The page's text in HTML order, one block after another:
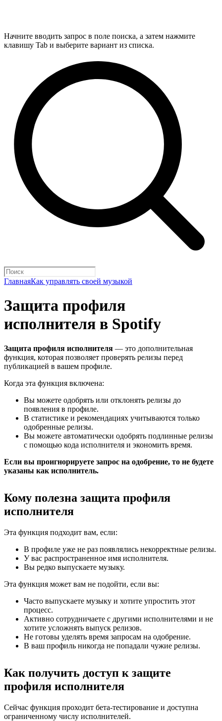
Начните вводить запрос в поле поиска, а затем нажмите
клавишу Tab и выберите вариант из списка.
ГлавнаяКак управлять своей музыкой
Защита профиля
исполнителя в Spotify
Защита профиля исполнителя — это дополнительная
функция, которая позволяет проверять релизы перед
публикацией в вашем профиле.
Когда эта функция включена:
Вы можете одобрять или отклонять релизы до
появления в профиле.
В статистике и рекомендациях учитываются только
одобренные релизы.
Вы можете автоматически одобрять подлинные релизы
с помощью кода исполнителя и экономить время.
Если вы проигнорируете запрос на одобрение, то не будете
указаны как исполнитель.
Кому полезна защита профиля
исполнителя
Эта функция подходит вам, если:
В профиле уже не раз появлялись некорректные релизы.
У вас распространенное имя исполнителя.
Вы редко выпускаете музыку.
Эта функция может вам не подойти, если вы:
Часто выпускаете музыку и хотите упростить этот
процесс.
Активно сотрудничаете с другими исполнителями и не
хотите усложнять выпуск релизов.
Не готовы уделять время запросам на одобрение.
В ваш профиль никогда не попадали чужие релизы.
Как получить доступ к защите
профиля исполнителя
Сейчас функция проходит бета-тестирование и доступна
ограниченному числу исполнителей.